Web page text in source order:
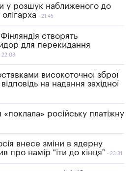
у розшук наближеного до
21:45
створять
для перекидання
22:08
високоточної зброї
на надання західної
«поклала» російську платіжну
внесе зміни в ядерну
про намір “іти до кінця”
23:31